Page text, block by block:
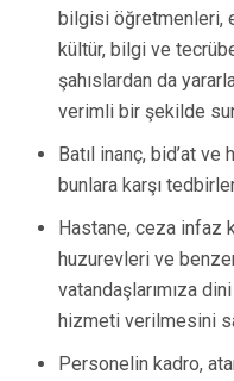
bilgisi öğretmenleri,
kültür, bilgi ve
şahıslardan da
verimli bir şekilde
Batıl inanç, bid’at
bunlara karşı
Hastane, ceza infaz
huzurevleri ve
vatandaşlarımıza
hizmeti verilmesini
Personelin kadro,